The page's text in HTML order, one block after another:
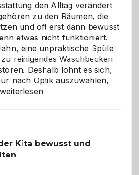
den Alltag verändert
zu den Räumen, die
und oft erst dann bewusst
etwas nicht funktioniert.
eine unpraktische Spüle
reinigendes Waschbecken
Deshalb lohnt es sich,
nach Optik auszuwählen,
Bad
weiterlesen
Kita bewusst und